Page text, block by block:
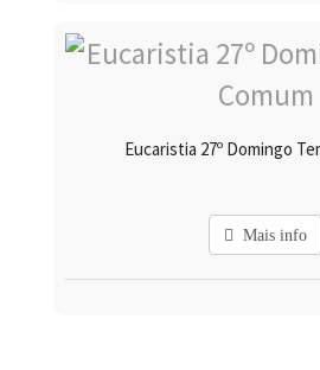
Eucaristia 27º Domingo
Mais info